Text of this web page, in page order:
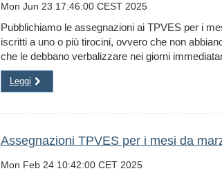
Mon Jun 23 17:46:00 CEST 2025
Pubblichiamo le assegnazioni ai TPVES per i
iscritti a uno o più tirocini, ovvero che non
che le debbano verbalizzare nei giorni
Leggi
Assegnazioni TPVES per i mesi da
Mon Feb 24 10:42:00 CET 2025